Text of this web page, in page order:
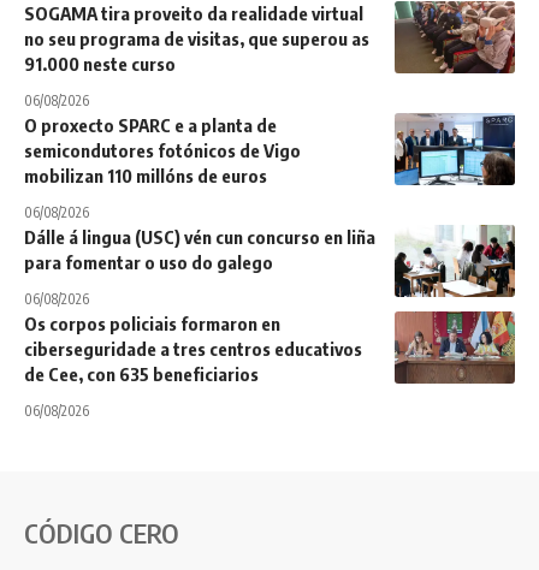
SOGAMA tira proveito da realidade virtual
no seu programa de visitas, que superou as
91.000 neste curso
06/08/2026
O proxecto SPARC e a planta de
semicondutores fotónicos de Vigo
mobilizan 110 millóns de euros
06/08/2026
Dálle á lingua (USC) vén cun concurso en liña
para fomentar o uso do galego
06/08/2026
Os corpos policiais formaron en
ciberseguridade a tres centros educativos
de Cee, con 635 beneficiarios
06/08/2026
CÓDIGO CERO